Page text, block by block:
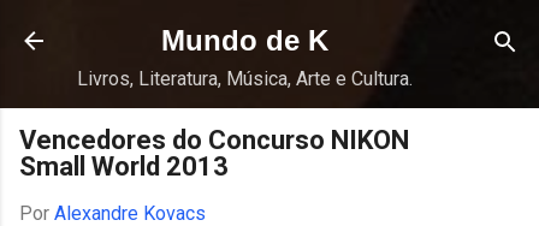
Pular para o conteúdo principal
Mundo de K
Livros, Literatura, Música, Arte e Cultura.
Vencedores do Concurso NIKON
Small World 2013
Por Alexandre Kovacs